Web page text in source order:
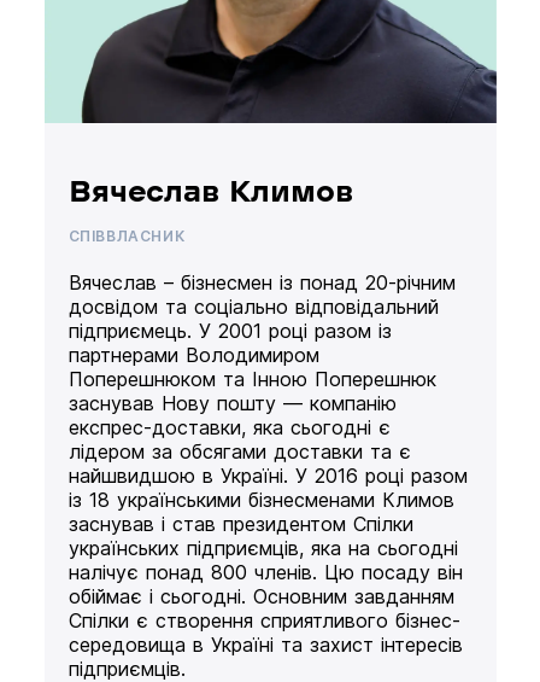
Вячеслав Климов
СПІВВЛАСНИК
Вячеслав – бізнесмен із понад 20-річним
досвідом та соціально відповідальний
підприємець. У 2001 році разом із
партнерами Володимиром
Поперешнюком та Інною Поперешнюк
заснував Нову пошту — компанію
експрес-доставки, яка сьогодні є
лідером за обсягами доставки та є
найшвидшою в Україні. У 2016 році разом
із 18 українськими бізнесменами Климов
заснував і став президентом Спілки
українських підприємців, яка на сьогодні
налічує понад 800 членів. Цю посаду він
обіймає і сьогодні. Основним завданням
Спілки є створення сприятливого бізнес-
середовища в Україні та захист інтересів
підприємців.